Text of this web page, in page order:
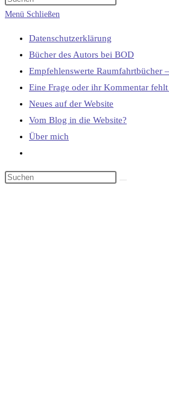
umschalten
Menü Schließen
Datenschutzerklärung
Bücher des Autors bei BOD
Empfehlenswerte Raumfahrtbücher
Eine Frage oder ihr Kommentar fehlt
Neues auf der Website
Vom Blog in die Website?
Über mich
umschalten